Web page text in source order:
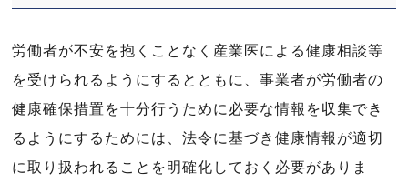
労働者が不安を抱くことなく産業医による健康相談等
を受けられるようにするとともに、事業者が労働者の
健康確保措置を十分行うために必要な情報を収集でき
るようにするためには、法令に基づき健康情報が適切
に取り扱われることを明確化しておく必要がありま